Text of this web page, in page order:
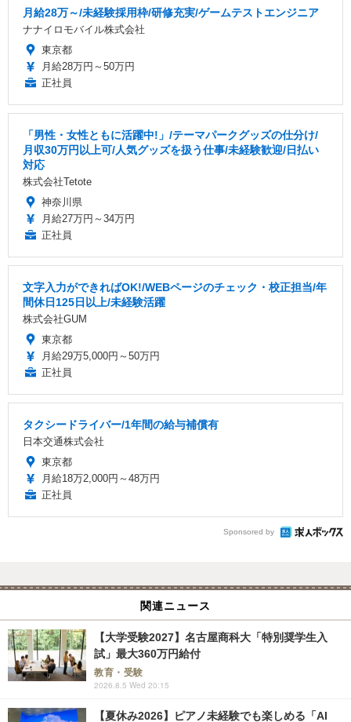
月給28万～/未経験採用枠/研修充実/ゲームテストエンジニア
ナナイロモバイル株式会社
東京都
月給28万円～50万円
正社員
「男性・女性ともに活躍中!」/テーマパークグッズの仕分け/
月収30万円以上可/人気グッズを扱う仕事/未経験歓迎/日払い
対応
株式会社Tetote
神奈川県
月給27万円～34万円
正社員
文字入力ができればOK!/WEBページのチェック・校正担当/年
間休日125日以上/未経験活躍
株式会社GUM
東京都
月給29万5,000円～50万円
正社員
タクシードライバー/1年間の給与補償有
日本交通株式会社
東京都
月給18万2,000円～48万円
正社員
Sponsored by
関連ニュース
【大学受験2027】名古屋商科大「特別奨学生入
試」最大360万円給付
教育・受験
2026.8.5 Wed 20:15
【夏休み2026】ピアノ未経験でも楽しめる「AI